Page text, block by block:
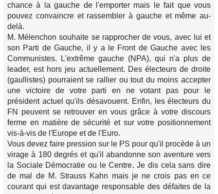
chance à la gauche de l'emporter mais le fait que vous
pouvez convaincre et rassembler à gauche et même au-
delà.
M. Mélenchon souhaite se rapprocher de vous, avec lui et
son Parti de Gauche, il y a le Front de Gauche avec les
Communistes. L'extrême gauche (NPA), qui n'a plus de
leader, est hors jeu actuellement. Des électeurs de droite
(gaullistes) pourraient se rallier ou tout du moins accepter
une victoire de votre parti en ne votant pas pour le
président actuel qu'ils désavouent. Enfin, les électeurs du
FN peuvent se retrouver en vous grâce à votre discours
ferme en matière de sécurité et sur votre positionnement
vis-à-vis de l'Europe et de l'Euro.
Vous devez faire pression sur le PS pour qu'il procède à un
virage à 180 degrés et qu'il abandonne son aventure vers
la Sociale Démocratie ou le Centre. Je dis cela sans dire
de mal de M. Strauss Kahn mais je ne crois pas en ce
courant qui est davantage responsable des défaites de la